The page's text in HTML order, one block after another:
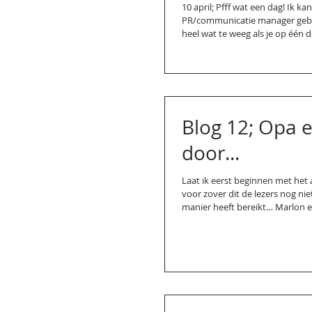
10 april; Pfff wat een dag! Ik
PR/communicatie manager
heel wat te weeg als je op één
Blog 12; Opa
door...
Laat ik eerst beginnen met het
voor zover dit de lezers nog
manier heeft bereikt… Marlon